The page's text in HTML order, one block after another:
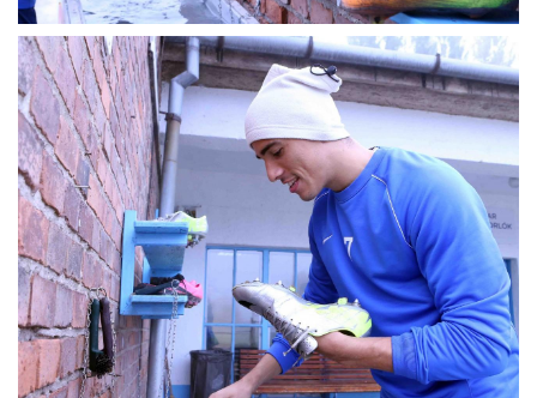
SZURKOLÓI ÉLMÉNYEK
AKKREDITÁCIÓ